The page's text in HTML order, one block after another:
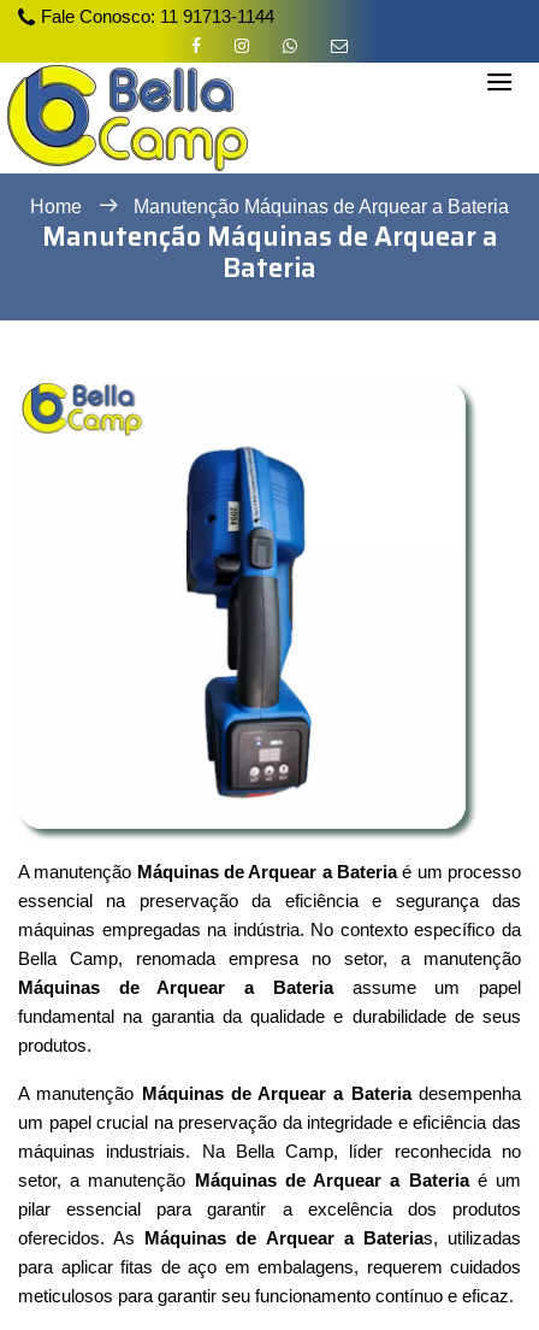
Fale Conosco: 11 91713-1144
Home Manutenção Máquinas de Arquear a Bateria
Manutenção Máquinas de Arquear a
Bateria
A manutenção Máquinas de Arquear a Bateriaé um processo
essencial na preservação da eficiência e segurança das
máquinas empregadas na indústria. No contexto específico da
Bella Camp, renomada empresa no setor, a manutenção
Máquinas de Arquear a Bateriaassume um papel
fundamental na garantia da qualidade e durabilidade de seus
produtos.
A manutenção Máquinas de Arquear a Bateriadesempenha
um papel crucial na preservação da integridade e eficiência das
máquinas industriais. Na Bella Camp, líder reconhecida no
setor, a manutenção Máquinas de Arquear a Bateriaé um
pilar essencial para garantir a excelência dos produtos
oferecidos. As Máquinas de Arquear a Baterias, utilizadas
para aplicar fitas de aço em embalagens, requerem cuidados
meticulosos para garantir seu funcionamento contínuo e eficaz.